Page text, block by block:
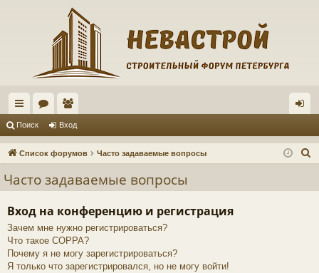
с
ы
и
ум
ол
ьз
ат
ел
и
д
Поиск Вход
Список форумов Часто задаваемые вопросы
Часто задаваемые вопросы
Вход на конференцию и регистрация
Зачем мне нужно регистрироваться?
Что такое COPPA?
Почему я не могу зарегистрироваться?
Я только что зарегистрировался, но не могу войти!